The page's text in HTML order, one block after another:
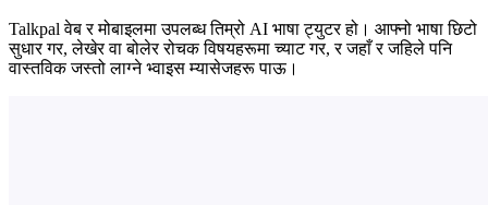
Talkpal वेब र मोबाइलमा उपलब्ध तिम्रो AI भाषा ट्युटर हो। आफ्नो भाषा छिटो
सुधार गर, लेखेर वा बोलेर रोचक विषयहरूमा च्याट गर, र जहाँ र जहिले पनि
वास्तविक जस्तो लाग्ने भ्वाइस म्यासेजहरू पाऊ।